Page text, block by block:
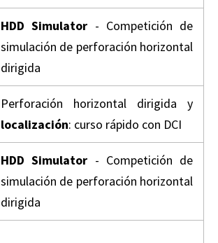
HDD Simulator - Competición de
simulación de perforación horizontal
dirigida
Perforación horizontal dirigida y
localización: curso rápido con DCI
HDD Simulator - Competición de
simulación de perforación horizontal
dirigida